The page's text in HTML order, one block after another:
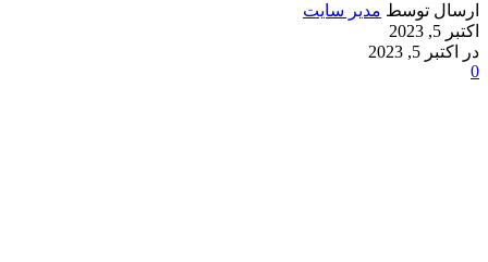
ارسال توسط مدیر سایت
اکتبر 5, 2023
در اکتبر 5, 2023
0